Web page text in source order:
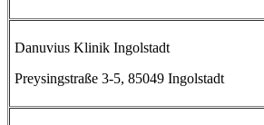
Danuvius Klinik Ingolstadt
Preysingstraße 3-5, 85049 Ingolstadt